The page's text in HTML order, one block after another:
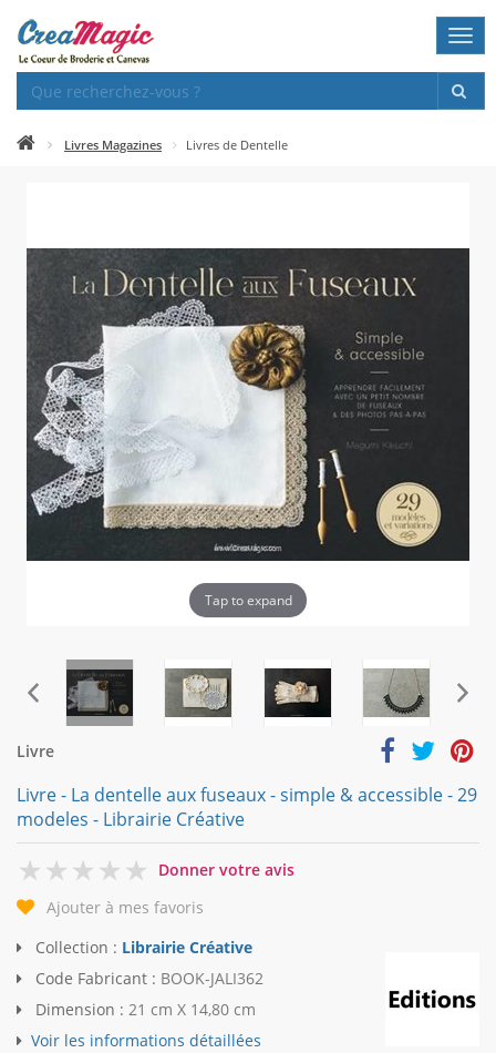
Livres Magazines Livres de Dentelle
Tap to expand
Livre
Livre - La dentelle aux fuseaux - simple & accessible - 29
modeles - Librairie Créative
0
Donner votre avis
Ajouter à mes favoris
Collection : Librairie Créative
Code Fabricant : BOOK-JALI362
Dimension : 21 cm X 14,80 cm
Voir les informations détaillées